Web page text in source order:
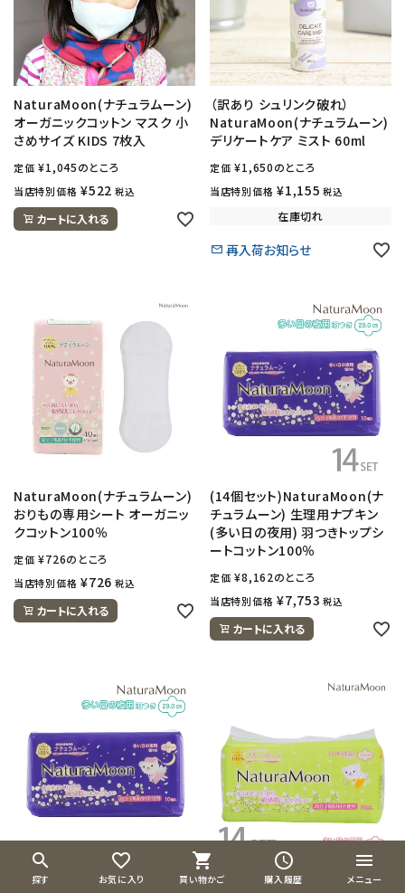
search
探す
favorite_border
お気に入り
shopping_cart
買い物かご
schedule
購入履歴
menu
メニュー
NaturaMoon(ナチュラムーン)
オーガニックコットン マスク 小
さめサイズ KIDS 7枚入
定価 ¥1,045のところ
当店特別価格 ¥522 税込
カートに入れる
（訳あり シュリンク破れ）
NaturaMoon(ナチュラムーン)
デリケートケア ミスト 60ml
定価 ¥1,650のところ
当店特別価格 ¥1,155 税込
在庫切れ
再入荷お知らせ
NaturaMoon(ナチュラムーン)
おりもの専用シート オーガニッ
クコットン100％
定価 ¥726のところ
当店特別価格 ¥726 税込
カートに入れる
(14個セット)NaturaMoon(ナ
チュラムーン) 生理用ナプキン
(多い日の夜用) 羽つきトップシ
ートコットン100％
定価 ¥8,162のところ
当店特別価格 ¥7,753 税込
カートに入れる
NaturaMoon(ナチュラムーン)
(14個セット)NaturaMoon(ナ